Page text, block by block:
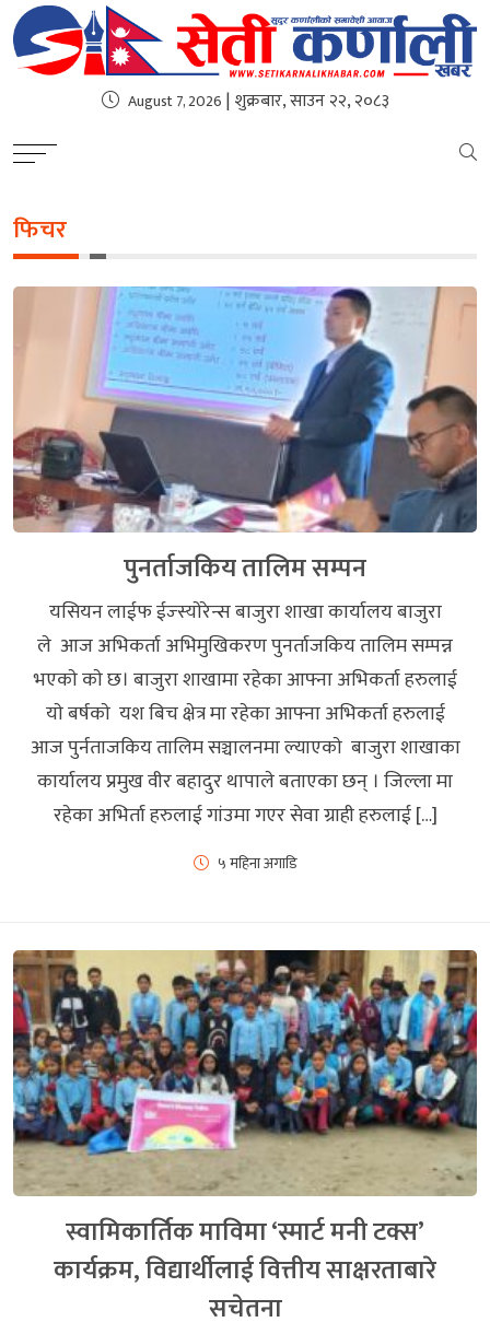
August 7, 2026 | शुक्रबार, साउन २२, २०८३
फिचर
पुनर्ताजकिय तालिम सम्पन
यसियन लाईफ ईज्स्याेरेन्स बाजुरा शाखा कार्यालय बाजुरा
ले आज अभिकर्ता अभिमुखिकरण पुनर्ताजकिय तालिम सम्पन्न
भएकाे काे छ। बाजुरा शाखामा रहेका आफ्ना अभिकर्ता हरुलाई
याे बर्षकाे यश बिच क्षेत्र मा रहेका आफ्ना अभिकर्ता हरुलाई
आज पुर्नताजकिय तालिम सञ्चालनमा ल्याएकाे बाजुरा शाखाका
कार्यालय प्रमुख वीर बहादुर थापाले बताएका छन् । जिल्ला मा
रहेका अभिर्ता हरुलाई गांउमा गएर सेवा ग्राही हरुलाई […]
५ महिना अगाडि
स्वामिकार्तिक माविमा ‘स्मार्ट मनी टक्स’
कार्यक्रम, विद्यार्थीलाई वित्तीय साक्षरताबारे
सचेतना